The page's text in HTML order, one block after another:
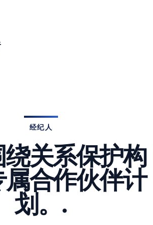
立即申请
经纪人
关系保护构
合作伙伴计
划。.